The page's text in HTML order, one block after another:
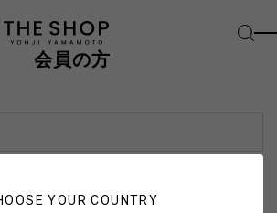
YOUR COUNTRY
会員の方